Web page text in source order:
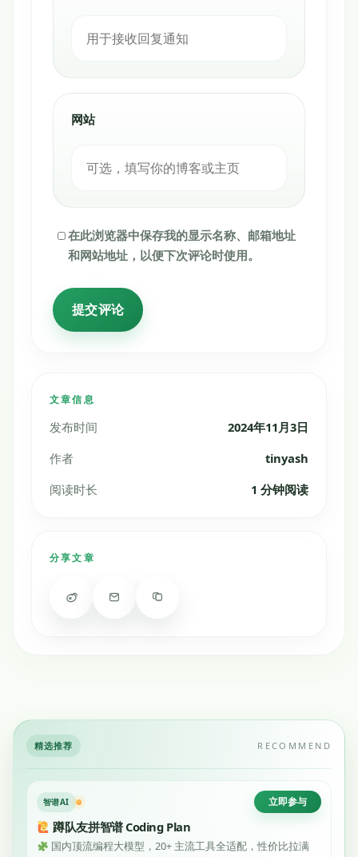
文章信息
发布时间
2024年11月3日
作者
tinyash
阅读时长
1 分钟阅读
分享文章
网站
在此浏览器中保存我的显示名称、邮箱地址
和网站地址，以便下次评论时使用。
精选推荐 RECOMMEND
智谱AI 立即参与
蹲队友拼智谱 Coding Plan
国内顶流编程大模型，20+ 主流工具全适配，性价比拉满